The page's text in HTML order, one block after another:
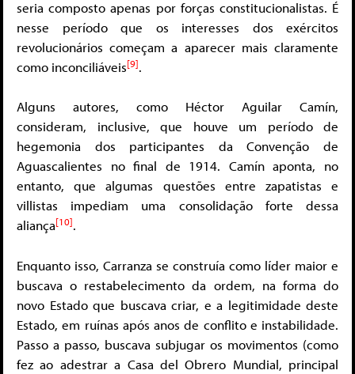
seria composto apenas por forças constitucionalistas. É
nesse período que os interesses dos exércitos
revolucionários começam a aparecer mais claramente
como inconciliáveis[9].
Alguns autores, como Héctor Aguilar Camín,
consideram, inclusive, que houve um período de
hegemonia dos participantes da Convenção de
Aguascalientes no final de 1914. Camín aponta, no
entanto, que algumas questões entre zapatistas e
villistas impediam uma consolidação forte dessa
aliança[10].
Enquanto isso, Carranza se construía como líder maior e
buscava o restabelecimento da ordem, na forma do
novo Estado que buscava criar, e a legitimidade deste
Estado, em ruínas após anos de conflito e instabilidade.
Passo a passo, buscava subjugar os movimentos (como
fez ao adestrar a Casa del Obrero Mundial, principal